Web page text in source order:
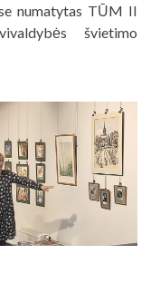
numatytas TŪM II
švietimo